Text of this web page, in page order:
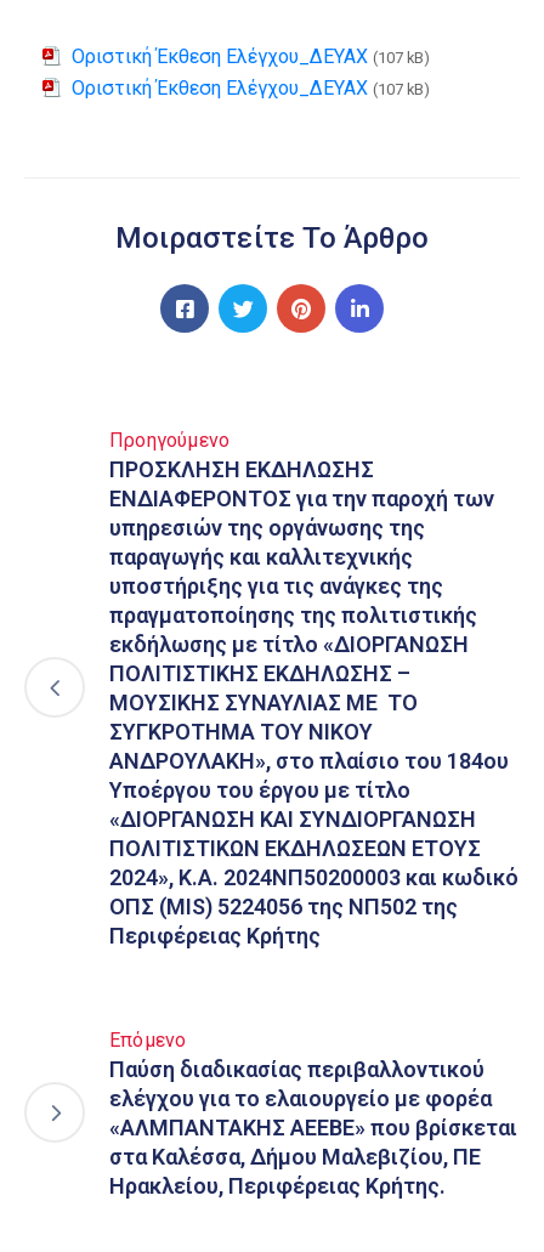
Οριστική Έκθεση Ελέγχου_ΔΕΥΑΧ (107 kB)
Οριστική Έκθεση Ελέγχου_ΔΕΥΑΧ (107 kB)
Μοιραστείτε Το Άρθρο
Προηγούμενο
ΠΡΟΣΚΛΗΣΗ ΕΚΔΗΛΩΣΗΣ
ΕΝΔΙΑΦΕΡΟΝΤΟΣ για την παροχή των
υπηρεσιών της οργάνωσης της
παραγωγής και καλλιτεχνικής
υποστήριξης για τις ανάγκες της
πραγματοποίησης της πολιτιστικής
εκδήλωσης με τίτλο «ΔΙΟΡΓΑΝΩΣΗ
ΠΟΛΙΤΙΣΤΙΚΗΣ ΕΚΔΗΛΩΣΗΣ –
ΜΟΥΣΙΚΗΣ ΣΥΝΑΥΛΙΑΣ ΜΕ ΤΟ
ΣΥΓΚΡΟΤΗΜΑ ΤΟΥ ΝΙΚΟΥ
ΑΝΔΡΟΥΛΑΚΗ», στο πλαίσιο του 184ου
Υποέργου του έργου με τίτλο
«ΔΙΟΡΓΑΝΩΣΗ ΚΑΙ ΣΥΝΔΙΟΡΓΑΝΩΣΗ
ΠΟΛΙΤΙΣΤΙΚΩΝ ΕΚΔΗΛΩΣΕΩΝ ΕΤΟΥΣ
2024», Κ.Α. 2024ΝΠ50200003 και κωδικό
ΟΠΣ (MIS) 5224056 της ΝΠ502 της
Περιφέρειας Κρήτης
Επόμενο
Παύση διαδικασίας περιβαλλοντικού
ελέγχου για το ελαιουργείο με φορέα
«ΑΛΜΠΑΝΤΑΚΗΣ ΑΕΕΒΕ» που βρίσκεται
στα Καλέσσα, Δήμου Μαλεβιζίου, ΠΕ
Ηρακλείου, Περιφέρειας Κρήτης.